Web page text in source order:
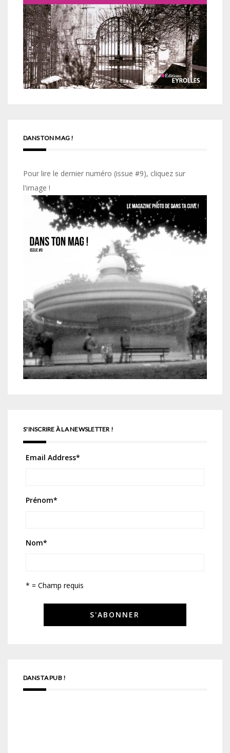
DANS TON MAG !
Pour lire le dernier numéro (issue #9), cliquez sur
l'image !
S'INSCRIRE À LA NEWSLETTER !
Email Address*
Prénom*
Nom*
* = Champ requis
DANS TA PUB !